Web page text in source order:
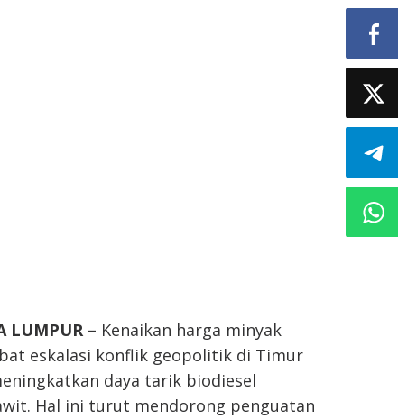
LUMPUR – Kenaikan harga minyak
eskalasi konflik geopolitik di Timur
daya tarik biodiesel
Hal ini turut mendorong penguatan